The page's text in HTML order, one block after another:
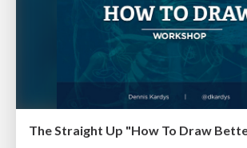
The Straight Up "How To Draw